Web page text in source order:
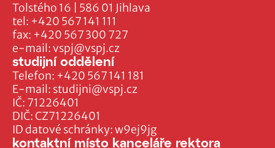
Tolstého 16 | 586 01 Jihlava
tel: +420 567 141 111
fax: +420 567 300 727
e-mail:vspj@vspj.cz
IČ: 71226401
DIČ: CZ71226401
ID datové schránky: w9ej9jg
studijní oddělení
Telefon: +420 567 141 181
E-mail: studijni@vspj.cz
kontaktní místo kanceláře rektora